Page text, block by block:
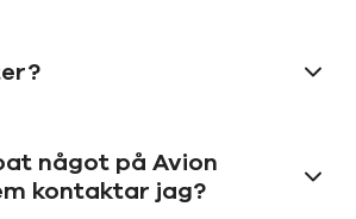
något på Avion
kontaktar jag?